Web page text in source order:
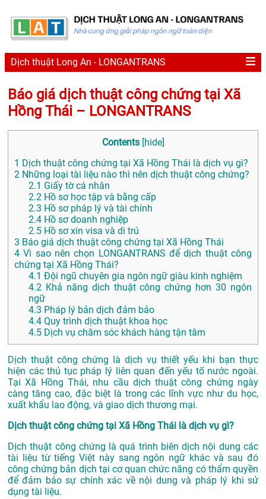
Dịch thuật Long An - LONGANTRANS
Báo giá dịch thuật công chứng tại Xã
Hồng Thái – LONGANTRANS
Contents [hide]
1 Dịch thuật công chứng tại Xã Hồng Thái là dịch vụ gì?
2 Những loại tài liệu nào thì nên dịch thuật công chứng?
2.1 Giấy tờ cá nhân
2.2 Hồ sơ học tập và bằng cấp
2.3 Hồ sơ pháp lý và tài chính
2.4 Hồ sơ doanh nghiệp
2.5 Hồ sơ xin visa và di trú
3 Báo giá dịch thuật công chứng tại Xã Hồng Thái
4 Vì sao nên chọn LONGANTRANS để dịch thuật công
chứng tại Xã Hồng Thái?
4.1 Đội ngũ chuyên gia ngôn ngữ giàu kinh nghiệm
4.2 Khả năng dịch thuật công chứng hơn 30 ngôn
ngữ
4.3 Pháp lý bản dịch đảm bảo
4.4 Quy trình dịch thuật khoa học
4.5 Dịch vụ chăm sóc khách hàng tận tâm
Dịch thuật công chứng là dịch vụ thiết yếu khi bạn thực
hiện các thủ tục pháp lý liên quan đến yếu tố nước ngoài.
Tại Xã Hồng Thái, nhu cầu dịch thuật công chứng ngày
càng tăng cao, đặc biệt là trong các lĩnh vực như du học,
xuất khẩu lao động, và giao dịch thương mại.
Dịch thuật công chứng tại Xã Hồng Thái là dịch vụ gì?
Dịch thuật công chứng là quá trình biên dịch nội dung các
tài liệu từ tiếng Việt này sang ngôn ngữ khác và sau đó
công chứng bản dịch tại cơ quan chức năng có thẩm quyền
để đảm bảo sự chính xác về nội dung và pháp lý khi sử
dụng tài liệu.